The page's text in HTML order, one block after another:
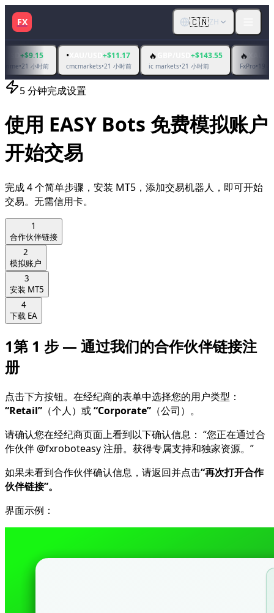
FX 🇨🇳ZH
时前
•XAU/USD+$11.17
cmcmarkets•21 小时前
🔥GBP/USD
ic markets 21 小时前
🔥XAU/USD
FxPro 19 小时前
5 分钟完成设置
使用 EASY Bots 免费模拟账户
开始交易
完成 4 个简单步骤，安装 MT5，添加交易机器人，即可开始
交易。无需信用卡。
1
合作伙伴链接
2
模拟账户
3
安装 MT5
4
下载 EA
1第 1 步 — 通过我们的合作伙伴链接注
册
点击下方按钮。在经纪商的表单中选择您的用户类型：
“Retail” （个人）或“Corporate” （公司）。
请确认您在经纪商页面上看到以下确认信息： “您正在通过合
作伙伴 @fxroboteasy 注册。获得专属支持和独家资源。”
如果未看到合作伙伴确认信息，请返回并点击“再次打开合作
伙伴链接”。
界面示例：